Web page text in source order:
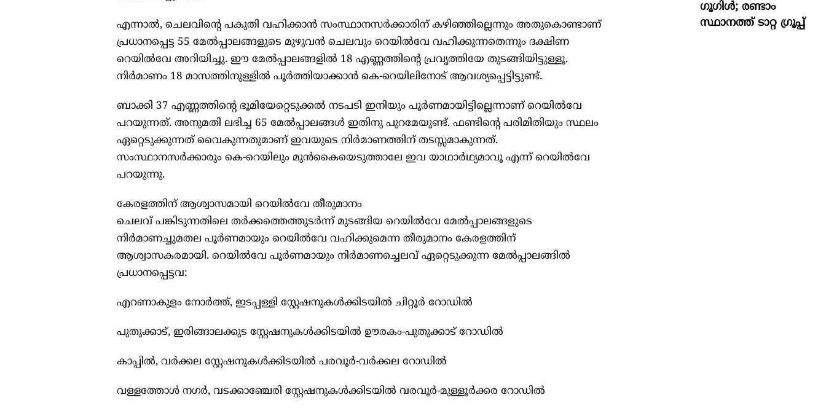
എന്നാല്‍, ചെലവിന്റെ പകുതി വഹിക്കാൻ സംസ്ഥാനസർക്കാരിന് കഴിഞ്ഞില്ലെന്നും അതുകൊണ്ടാണ്
പ്രധാനപ്പെട്ട 55 മേല്‍പ്പാലങ്ങളുടെ മുഴുവൻ ചെലവും റെയില്‍വേ വഹിക്കുന്നതെന്നും ദക്ഷിണ
റെയില്‍വേ അറിയിച്ചു. ഈ മേല്‍പ്പാലങ്ങളില്‍ 18 എണ്ണത്തിന്റെ പ്രവൃത്തിയേ തുടങ്ങിയിട്ടുള്ളൂ.
നിർമാണം 18 മാസത്തിനുള്ളില്‍ പൂർത്തിയാക്കാൻ കെ-റെയിലിനോട് ആവശ്യപ്പെട്ടിട്ടുണ്ട്.
ബാക്കി 37 എണ്ണത്തിന്റെ ഭൂമിയേറ്റെടുക്കല്‍ നടപടി ഇനിയും പൂർണമായിട്ടില്ലെന്നാണ് റെയില്‍വേ
പറയുന്നത്. അനുമതി ലഭിച്ച 65 മേല്‍പ്പാലങ്ങള്‍ ഇതിനു പുറമേയുണ്ട്. ഫണ്ടിന്റെ പരിമിതിയും സ്ഥലം
ഏറ്റെടുക്കുന്നത് വൈകുന്നതുമാണ് ഇവയുടെ നിർമാണത്തിന് തടസ്സമാകുന്നത്.
സംസ്ഥാനസർക്കാരും കെ-റെയിലും മുൻകൈയെടുത്താലേ ഇവ യാഥാർഥ്യമാവൂ എന്ന് റെയില്‍വേ
പറയുന്നു.
കേരളത്തിന് ആശ്വാസമായി റെയില്‍വേ തീരുമാനം
ചെലവ് പങ്കിടുന്നതിലെ തർക്കത്തെത്തുടർന്ന് മുടങ്ങിയ റെയില്‍വേ മേല്‍പ്പാലങ്ങളുടെ
നിർമാണച്ചുമതല പൂർണമായും റെയില്‍വേ വഹിക്കുമെന്ന തീരുമാനം കേരളത്തിന്
ആശ്വാസകരമായി. റെയില്‍വേ പൂർണമായും നിർമാണച്ചെലവ് ഏറ്റെടുക്കുന്ന മേല്‍പ്പാലങ്ങില്‍
പ്രധാനപ്പെട്ടവ:
എറണാകുളം നോർത്ത്, ഇടപ്പള്ളി സ്റ്റേഷനുകള്‍ക്കിടയില്‍ ചിറ്റൂർ റോഡില്‍
പുതുക്കാട്, ഇരിങ്ങാലക്കുട സ്റ്റേഷനുകള്‍ക്കിടയില്‍ ഊരകം-പുതുക്കാട് റോഡില്‍
കാപ്പില്‍, വർക്കല സ്റ്റേഷനുകള്‍ക്കിടയില്‍ പരവൂർ-വർക്കല റോഡില്‍
വള്ളത്തോള്‍ നഗർ, വടക്കാഞ്ചേരി സ്റ്റേഷനുകള്‍ക്കിടയില്‍ വരവൂർ-മുള്ളൂർക്കര റോഡില്‍
ഗൂഗിള്‍; രണ്ടാം
സ്ഥാനത്ത് ടാറ്റ ഗ്രൂപ്പ്